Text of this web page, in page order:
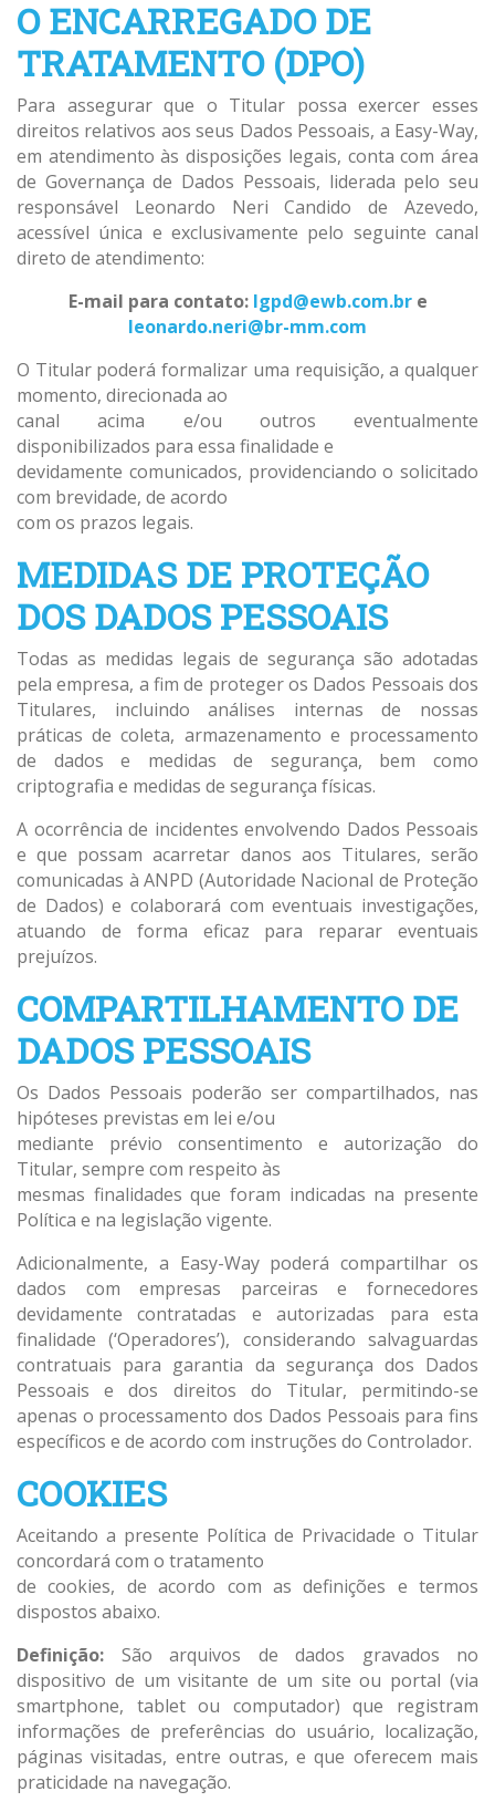
O ENCARREGADO DE
TRATAMENTO (DPO)
Para assegurar que o Titular possa exercer esses
direitos relativos aos seus Dados Pessoais, a Easy-Way,
em atendimento às disposições legais, conta com área
de Governança de Dados Pessoais, liderada pelo seu
responsável Leonardo Neri Candido de Azevedo,
acessível única e exclusivamente pelo seguinte canal
direto de atendimento:
E-mail para contato: lgpd@ewb.com.bre
leonardo.neri@br-mm.com
O Titular poderá formalizar uma requisição, a qualquer
momento, direcionada ao
canal acima e/ou outros eventualmente
disponibilizados para essa finalidade e
devidamente comunicados, providenciando o solicitado
com brevidade, de acordo
com os prazos legais.
MEDIDAS DE PROTEÇÃO
DOS DADOS PESSOAIS
Todas as medidas legais de segurança são adotadas
pela empresa, a fim de proteger os Dados Pessoais dos
Titulares, incluindo análises internas de nossas
práticas de coleta, armazenamento e processamento
de dados e medidas de segurança, bem como
criptografia e medidas de segurança físicas.
A ocorrência de incidentes envolvendo Dados Pessoais
e que possam acarretar danos aos Titulares, serão
comunicadas à ANPD (Autoridade Nacional de Proteção
de Dados) e colaborará com eventuais investigações,
atuando de forma eficaz para reparar eventuais
prejuízos.
COMPARTILHAMENTO DE
DADOS PESSOAIS
Os Dados Pessoais poderão ser compartilhados, nas
hipóteses previstas em lei e/ou
mediante prévio consentimento e autorização do
Titular, sempre com respeito às
mesmas finalidades que foram indicadas na presente
Política e na legislação vigente.
Adicionalmente, a Easy-Way poderá compartilhar os
dados com empresas parceiras e fornecedores
devidamente contratadas e autorizadas para esta
finalidade (‘Operadores’), considerando salvaguardas
contratuais para garantia da segurança dos Dados
Pessoais e dos direitos do Titular, permitindo-se
apenas o processamento dos Dados Pessoais para fins
específicos e de acordo com instruções do Controlador.
COOKIES
Aceitando a presente Política de Privacidade o Titular
concordará com o tratamento
de cookies, de acordo com as definições e termos
dispostos abaixo.
Definição: São arquivos de dados gravados no
dispositivo de um visitante de um site ou portal (via
smartphone, tablet ou computador) que registram
informações de preferências do usuário, localização,
páginas visitadas, entre outras, e que oferecem mais
praticidade na navegação.